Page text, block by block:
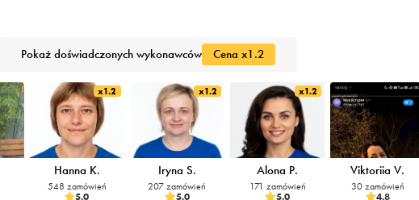
Pokaż doświadczonych wykonawców Cena x1.2
x1.2
Hanna K.
548 zamówień
5.0
x1.2
Iryna S.
207 zamówień
5.0
x1.2
Alona P.
171 zamówień
5.0
Viktoriia V.
30 zamówień
4.8